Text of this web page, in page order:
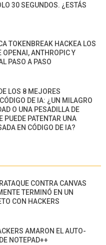
30 SEGUNDOS. ¿ESTÁS
TOKENBREAK HACKEA LOS
OPENAI, ANTHROPIC Y
PASO A PASO
LOS 8 MEJORES
DE IA: ¿UN MILAGRO
O UNA PESADILLA DE
PUEDE PATENTAR UNA
EN CÓDIGO DE IA?
CONTRA CANVAS
TERMINÓ EN UN
CON HACKERS
AMARON EL AUTO-
NOTEPAD++